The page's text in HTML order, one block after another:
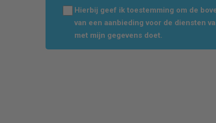
Hierbij geef ik toestemming om de
van een aanbieding voor de diensten
met mijn gegevens doet.